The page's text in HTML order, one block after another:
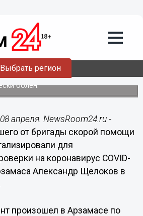
Выбрать регион
врачей арзамасца
болен.
апреля. NewsRoom24.ru -
от бригады скорой помощи
для
на коронавирус COVID-
Александр Щелоков в
произошел в Арзамасе по